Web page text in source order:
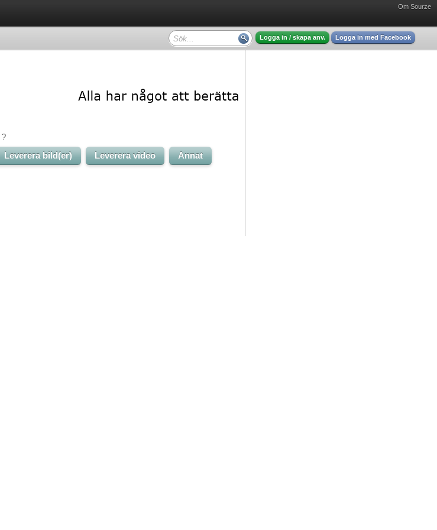
Om Sourze
Logga in / skapa anv. Logga in med Facebook
?
Leverera bild(er) Leverera video Annat